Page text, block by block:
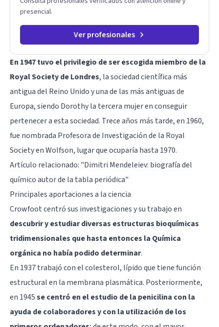
presencial.
Ver profesionales
En 1947 tuvo el privilegio de ser escogida miembro de la
Royal Society de Londres, la sociedad científica más
antigua del Reino Unido y una de las más antiguas de
Europa, siendo Dorothy la tercera mujer en conseguir
pertenecer a esta sociedad. Trece años más tarde, en 1960,
fue nombrada Profesora de Investigación de la Royal
Society en Wolfson, lugar que ocuparía hasta 1970.
Artículo relacionado: "Dimitri Mendeleiev: biografía del
químico autor de la tabla periódica"
Principales aportaciones a la ciencia
Crowfoot centró sus investigaciones y su trabajo en
descubrir y estudiar diversas estructuras bioquímicas
tridimensionales que hasta entonces la Química
orgánica no había podido determinar.
En 1937 trabajó con el colesterol, lípido que tiene función
estructural en la membrana plasmática. Posteriormente,
en 1945se centró en el estudio de la penicilina con la
ayuda de colaboradores y con la utilización de los